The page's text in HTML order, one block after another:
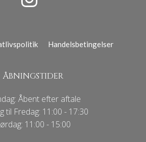
Handelsbetingelser
ÅBNINGSTIDER
Åbent efter aftale
til Fredag: 11:00 - 17:30
11:00 - 15:00